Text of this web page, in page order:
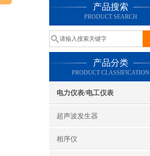
产品搜索
PRODUCT SEARCH
产品分类
PRODUCT CLASSIFICATION
电力仪表/电工仪表
超声波发生器
相序仪